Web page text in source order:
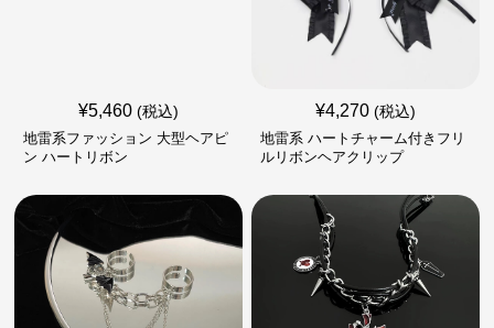
¥5,460 (税込)
地雷系ファッション 大型ヘアピ
ン ハートリボン
¥4,270 (税込)
地雷系 ハートチャーム付きフリ
ルリボンヘアクリップ